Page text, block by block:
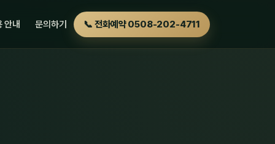
안내 문의하기 📞 전화예약 0508-202-4711